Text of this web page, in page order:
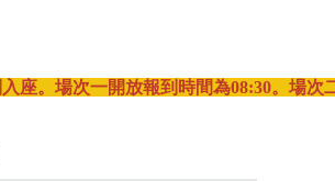
座。場次一開放報到時間為08:30。 場次